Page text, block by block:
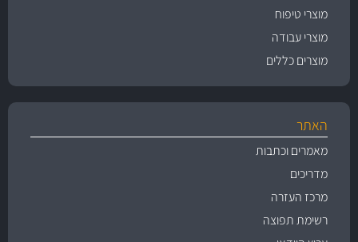
מוצרי טיפוח
מוצרי עבודה
מוצרים כללים
האתר
מאמרים וכתבות
מדריכים
מרכז העזרה
רשימת תפוצה